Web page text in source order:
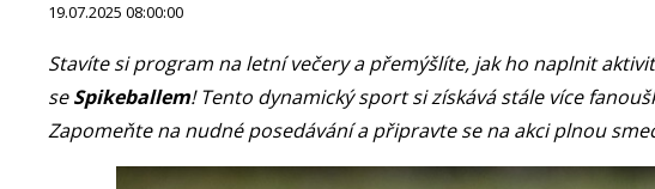
19.07.2025 08:00:00
Stavíte si program na letní večery a přemýšlíte, jak ho naplnit
seSpikeballem! Tento dynamický sport si získává stále více
Zapomeňte na nudné posedávání a připravte se na akci plnou